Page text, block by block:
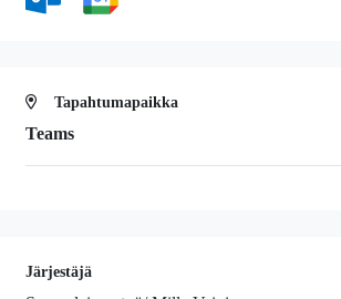
Tapahtumapaikka
Teams
Järjestäjä